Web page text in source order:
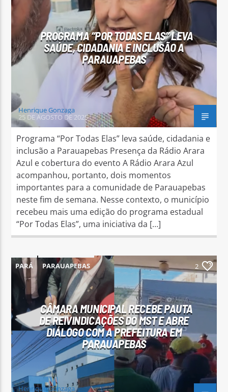
PROGRAMA “POR TODAS ELAS” LEVA
SAÚDE, CIDADANIA E INCLUSÃO A
PARAUAPEBAS
Henrique Gonzaga
25 DE AGOSTO DE 2025
Programa “Por Todas Elas” leva saúde, cidadania e
inclusão a Parauapebas Presença da Rádio Arara
Azul e cobertura do evento A Rádio Arara Azul
acompanhou, portanto, dois momentos
importantes para a comunidade de Parauapebas
neste fim de semana. Nesse contexto, o município
recebeu mais uma edição do programa estadual
“Por Todas Elas”, uma iniciativa da […]
PARÁ PARAUAPEBAS 2
CÂMARA MUNICIPAL RECEBE PAUTA
DE REIVINDICAÇÕES DO MST E ABRE
DIÁLOGO COM A PREFEITURA EM
PARAUAPEBAS
Henrique Gonzaga